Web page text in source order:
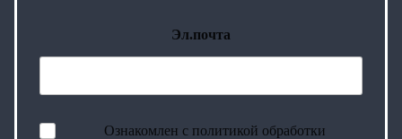
Эл.почта
Ознакомлен с политикой обработки